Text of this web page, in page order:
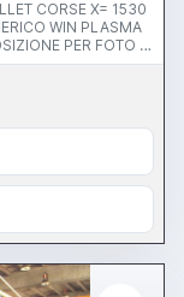
CORSE X= 1530